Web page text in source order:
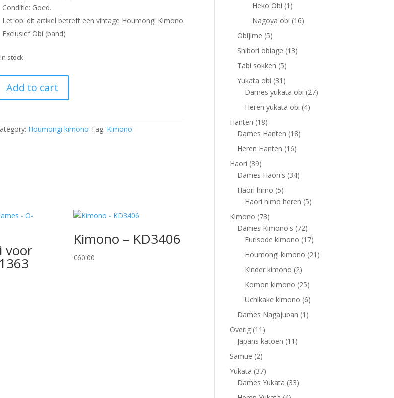
Conditie: Goed.
Let op: dit artikel betreft een vintage Houmongi Kimono.
Exclusief Obi (band)
in stock
Add to cart
Houmongi kimono Tag: Kimono
voor
Kimono – KD3406
€60.00
Heko Obi 1 1
product
Nagoya obi 1616
Obijime 55
products
Shibori obiage 1313
Tabi sokken 55
products
Yukata obi 31 31
products
Dames yukata obi 2727
Heren yukata obi 44
Hanten 1818
products
Dames Hanten 1818
Heren Hanten 1616
Haori 3939
products
Dames Haori's 3434
Haori himo 55
products
Haori himo heren 55
Kimono 7373
products
Dames Kimono's 7272
products
Furisode kimono 1717
products
Houmongi kimono 21 21
Kinder kimono 22
products
Komon kimono 2525
products
Uchikake kimono 66
Dames Nagajuban 1 1
Overig 11 11
products
Japans katoen 11 11
Samue 22
products
Yukata 3737
products
Dames Yukata 3333